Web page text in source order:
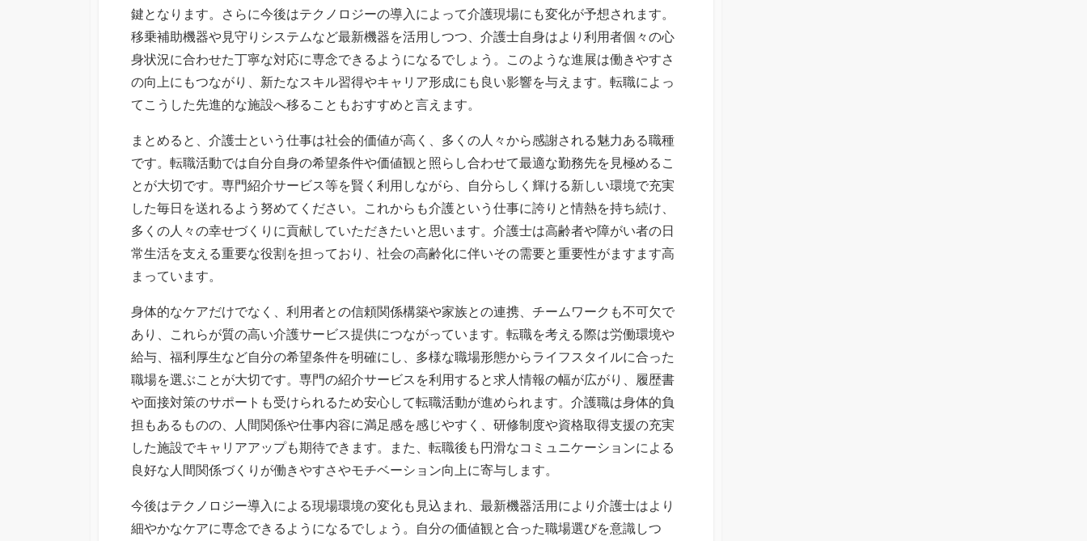
鍵となります。さらに今後はテクノロジーの導入によって介護現場にも変化が予想されます。
移乗補助機器や見守りシステムなど最新機器を活用しつつ、介護士自身はより利用者個々の心
身状況に合わせた丁寧な対応に専念できるようになるでしょう。このような進展は働きやすさ
の向上にもつながり、新たなスキル習得やキャリア形成にも良い影響を与えます。転職によっ
てこうした先進的な施設へ移ることもおすすめと言えます。
まとめると、介護士という仕事は社会的価値が高く、多くの人々から感謝される魅力ある職種
です。転職活動では自分自身の希望条件や価値観と照らし合わせて最適な勤務先を見極めるこ
とが大切です。専門紹介サービス等を賢く利用しながら、自分らしく輝ける新しい環境で充実
した毎日を送れるよう努めてください。これからも介護という仕事に誇りと情熱を持ち続け、
多くの人々の幸せづくりに貢献していただきたいと思います。介護士は高齢者や障がい者の日
常生活を支える重要な役割を担っており、社会の高齢化に伴いその需要と重要性がますます高
まっています。
身体的なケアだけでなく、利用者との信頼関係構築や家族との連携、チームワークも不可欠で
あり、これらが質の高い介護サービス提供につながっています。転職を考える際は労働環境や
給与、福利厚生など自分の希望条件を明確にし、多様な職場形態からライフスタイルに合った
職場を選ぶことが大切です。専門の紹介サービスを利用すると求人情報の幅が広がり、履歴書
や面接対策のサポートも受けられるため安心して転職活動が進められます。介護職は身体的負
担もあるものの、人間関係や仕事内容に満足感を感じやすく、研修制度や資格取得支援の充実
した施設でキャリアアップも期待できます。また、転職後も円滑なコミュニケーションによる
良好な人間関係づくりが働きやすさやモチベーション向上に寄与します。
今後はテクノロジー導入による現場環境の変化も見込まれ、最新機器活用により介護士はより
細やかなケアに専念できるようになるでしょう。自分の価値観と合った職場選びを意識しつ